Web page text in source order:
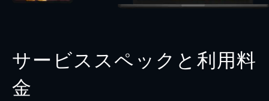
サービススペックと利用料
金